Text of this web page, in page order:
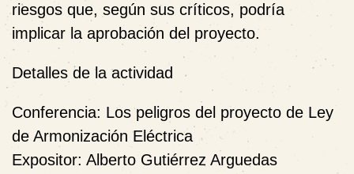
riesgos que, según sus críticos, podría
implicar la aprobación del proyecto.
Detalles de la actividad
Conferencia: Los peligros del proyecto de Ley
de Armonización Eléctrica
Expositor: Alberto Gutiérrez Arguedas